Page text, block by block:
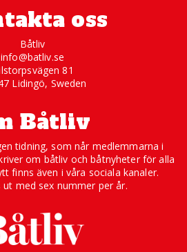
oss
Båtliv
info@batliv.se
81
Lidingö, Sweden
Båtliv
tidning, som når medlemmarna i
om båtliv och båtnyheter för alla
finns även i våra sociala kanaler.
ut med sex nummer per år.